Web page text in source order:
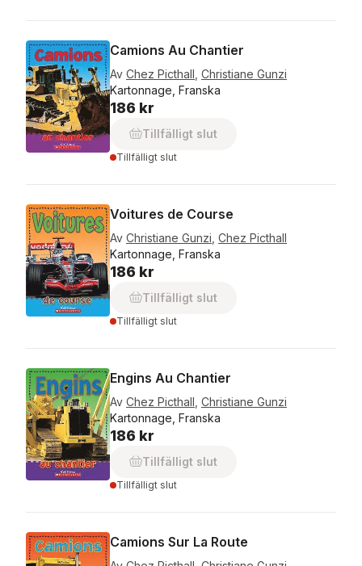
Camions Au Chantier
Av Chez Picthall Christiane Gunzi
Kartonnage, Franska
186 kr
Tillfälligt slut
Tillfälligt slut
Voitures de Course
Av Christiane Gunzi Chez Picthall
Kartonnage, Franska
186 kr
Tillfälligt slut
Tillfälligt slut
Engins Au Chantier
Av Chez Picthall Christiane Gunzi
Kartonnage, Franska
186 kr
Tillfälligt slut
Tillfälligt slut
Camions Sur La Route